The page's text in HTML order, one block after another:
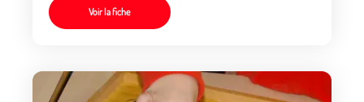
Voir la fiche